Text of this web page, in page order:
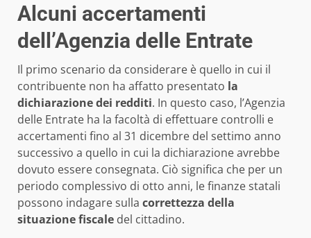
Alcuni accertamenti
dell’Agenzia delle Entrate
Il primo scenario da considerare è quello in cui il
contribuente non ha affatto presentato la
dichiarazione dei redditi. In questo caso, l’Agenzia
delle Entrate ha la facoltà di effettuare controlli e
accertamenti fino al 31 dicembre del settimo anno
successivo a quello in cui la dichiarazione avrebbe
dovuto essere consegnata. Ciò significa che per un
periodo complessivo di otto anni, le finanze statali
possono indagare sulla correttezza della
situazione fiscale del cittadino.